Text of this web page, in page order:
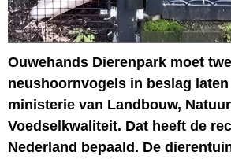
Ouwehands Dierenpark moet
neushoornvogels in beslag
ministerie van Landbouw,
Voedselkwaliteit. Dat heeft de
Nederland bepaald. De